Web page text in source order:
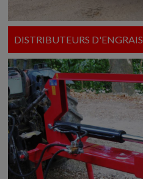
DISTRIBUTEURS D'ENGRAIS